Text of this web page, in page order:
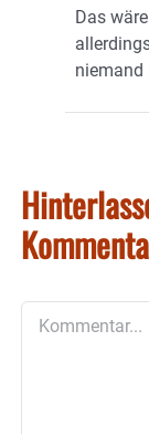
Das
niemand